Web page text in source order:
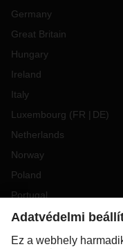
Germany
Great Britain
Hungary
Ireland
Italy
Luxembourg (FR DE)
Netherlands
Norway
Poland
Portugal
Romania
Slovakia